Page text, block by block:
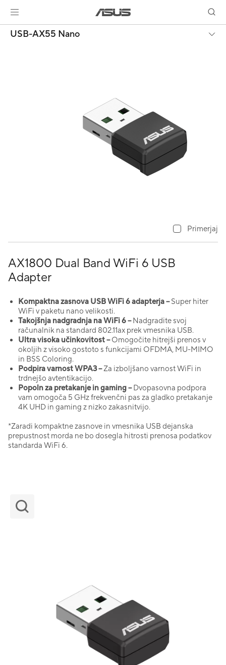
USB-AX55 Nano
AX1800 Dual Band WiFi 6 USB
Adapter
Kompaktna zasnova USB WiFi 6 adapterja –Super hiter
WiFi v paketu nano velikosti.
Takojšnja nadgradnja na WiFi 6 –Nadgradite svoj
računalnik na standard 802.11ax prek vmesnika USB.
Ultra visoka učinkovitost –Omogočite hitrejši prenos v
okoljih z visoko gostoto s funkcijami OFDMA, MU-MIMO
in BSS Coloring.
Podpira varnost WPA3 –Za izboljšano varnost WiFi in
trdnejšo avtentikacijo.
Popoln za pretakanje in gaming –Dvopasovna podpora
vam omogoča 5 GHz frekvenčni pas za gladko pretakanje
4K UHD in gaming z nizko zakasnitvijo.
*Zaradi kompaktne zasnove in vmesnika USB dejanska
prepustnost morda ne bo dosegla hitrosti prenosa podatkov
standarda WiFi 6.
Primerjaj